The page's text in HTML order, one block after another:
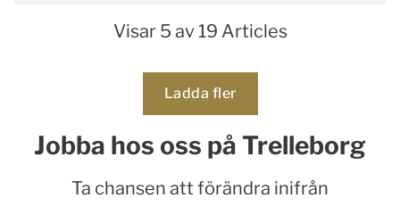
Visar 5 av 19 Articles
Ladda flerLoading...
Jobba hos oss på Trelleborg
Ta chansen att förändra inifrån